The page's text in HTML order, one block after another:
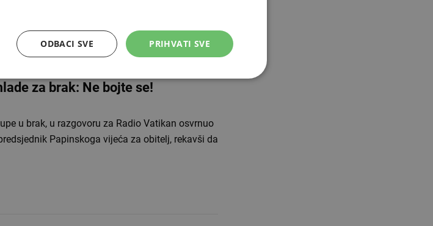
za brak: Ne bojte se!
u brak, u razgovoru za Radio Vatikan osvrnuo
Papinskoga vijeća za obitelj, rekavši da
PRIHVATI SVE
ODBACI SVE